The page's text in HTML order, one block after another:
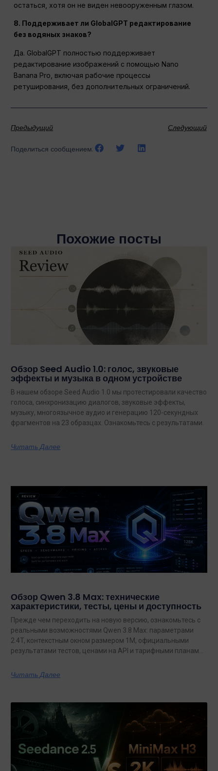
остаться, хотя он не виден невооруженным глазом.
8. Поддерживает ли GlobalGPT редактирование
без водяных знаков?
Да. GlobalGPT полностью поддерживает
редактирование изображений с помощью Nano
Banana Pro, включая рабочие процессы
ретуширования, без дополнительных ограничений.
Предыдущий Следующий
Поделиться сообщением:
Похожие посты
Обзор Seed Audio 1.0: голос, звуковые
эффекты и музыка в одном устройстве
В нашем обзоре Seed Audio 1.0 мы протестировали качество
голоса, синхронизацию диалогов, звуковые эффекты,
музыку, многоязычное аудио и генерацию 120-секундных
фрагментов на 23 образцах. Ознакомьтесь с результатами.
Читать Далее
Обзор Qwen 3.8 Max: технические
характеристики, тесты, цены и доступность
Прежде чем переходить на новую версию, ознакомьтесь с
реальными возможностями Qwen 3.8 Max: параметрами
2.4T, контекстным окном размером 1M, официальными
результатами тестов, ценами на API и тарифными планами
Читать Далее